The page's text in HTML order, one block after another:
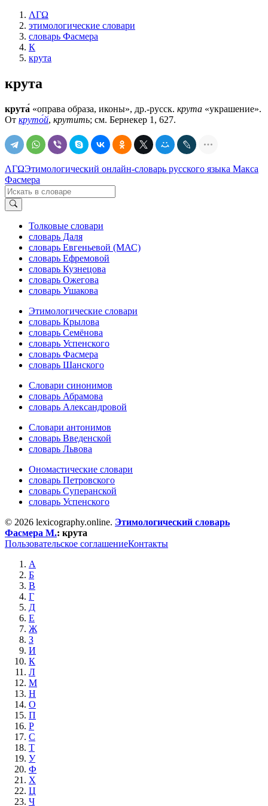
ΛΓΩ
этимологические словари
словарь Фасмера
К
крута
крута
крута́ «оправа образа, иконы», др.-русск. крута «украшение».
От круто́й, крути́ть; см. Бернекер 1, 627.
ΛΓΩЭтимологический онлайн-словарь русского языка Макса
Фасмера
Толковые словари
словарь Даля
словарь Евгеньевой (МАС)
словарь Ефремовой
словарь Кузнецова
словарь Ожегова
словарь Ушакова
Этимологические словари
словарь Крылова
словарь Семёнова
словарь Успенского
словарь Фасмера
словарь Шанского
Словари синонимов
словарь Абрамова
словарь Александровой
Словари антонимов
словарь Введенской
словарь Львова
Ономастические словари
словарь Петровского
словарь Суперанской
словарь Успенского
© 2026 lexicography.online. Этимологический словарь
Фасмера М.: крута
Пользовательское соглашениеКонтакты
А
Б
В
Г
Д
Е
Ж
З
И
К
Л
М
Н
О
П
Р
С
Т
У
Ф
Х
Ц
Ч